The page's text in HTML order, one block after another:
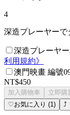
4
深造プレーヤー
深造プレーヤ
利用規約》
澳門映畫 編號
NT$450
加入購物車
立即購
♡お気に入り (1 ) ⤴